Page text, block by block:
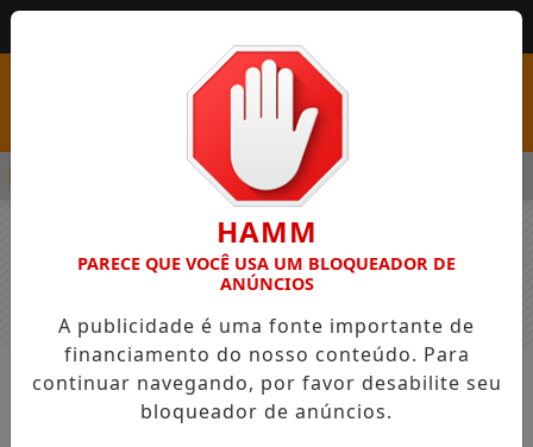
COM VAGAS EM SEIS FUNÇÕES E SALÁRIOS QUE CHEGAM
NOTÍCIAS GERAL
Tornado causa danos em Chapecó
HAMM
PARECE QUE VOCÊ USA UM BLOQUEADOR DE
ANÚNCIOS
A publicidade é uma fonte importante de
financiamento do nosso conteúdo. Para
continuar navegando, por favor desabilite seu
bloqueador de anúncios.